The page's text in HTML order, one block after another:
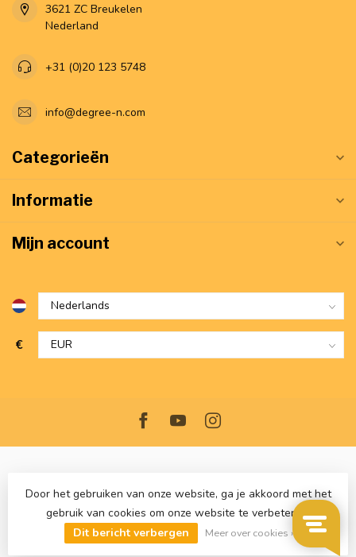
3621 ZC Breukelen
Nederland
+31 (0)20 123 5748
info@degree-n.com
Categorieën
Informatie
Mijn account
€
© Copyright 2026 VerwarmdWonen.nl- Powered byLightspeed-
Lightspeed designby Dyvelopment
Door het gebruiken van onze website, ga je akkoord met het
gebruik van cookies om onze website te verbeteren.
Dit bericht verbergen
Meer over cookies »